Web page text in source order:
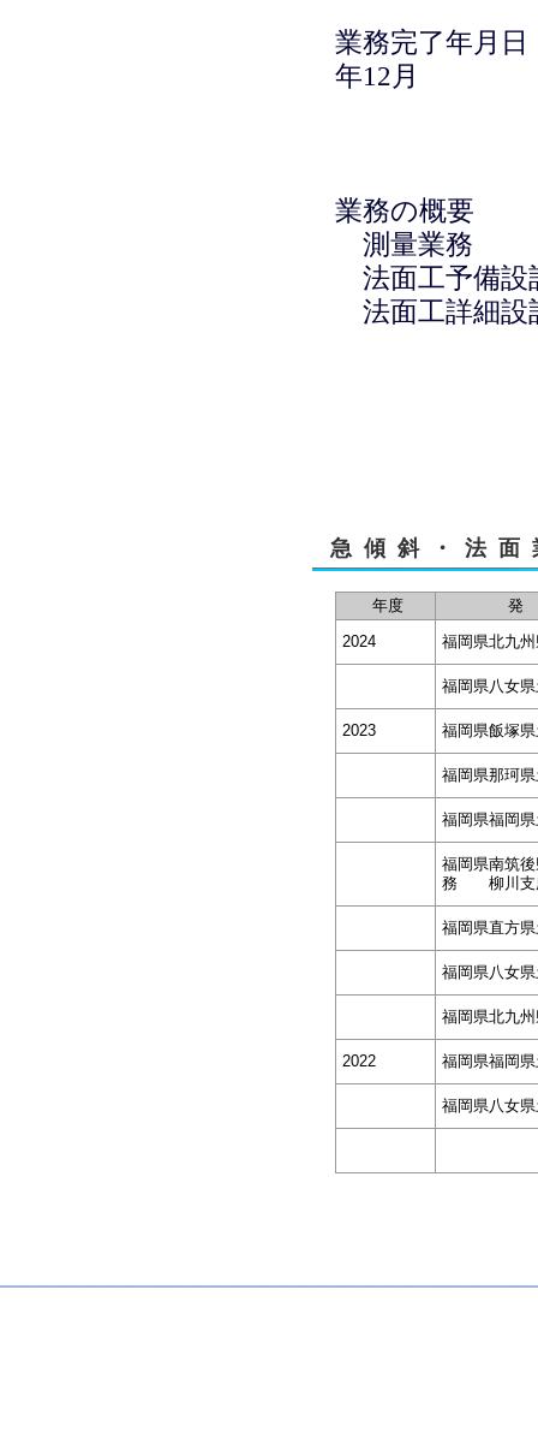
業務完了年月
年12月
業務の概要
測量業
法面工予
法面工詳
急傾斜・法
年度
発
2024
福岡県北九
福岡県八女
2023 福岡県飯塚
福岡県那珂
福岡県福岡
福岡県南筑
務 柳川支
福岡県直方
福岡県八女
福岡県北九
2022 福岡県福岡
福岡県八女